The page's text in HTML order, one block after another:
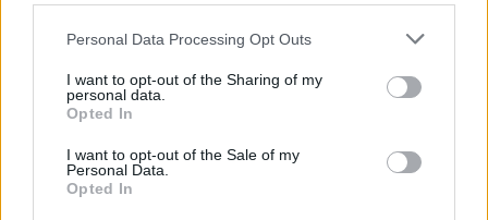
Personal Data Processing Opt Outs
I want to opt-out of the Sharing of my
personal data.
Opted In
I want to opt-out of the Sale of my
Personal Data.
Opted In